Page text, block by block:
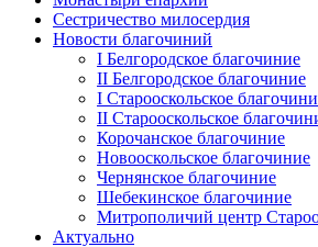
Сестричество милосердия
Новости благочиний
I Белгородское благочиние
II Белгородское благочиние
I Старооскольское
II Старооскольское
Корочанское благочиние
Новооскольское благочиние
Чернянское благочиние
Шебекинское благочиние
Митрополичий центр
Актуально